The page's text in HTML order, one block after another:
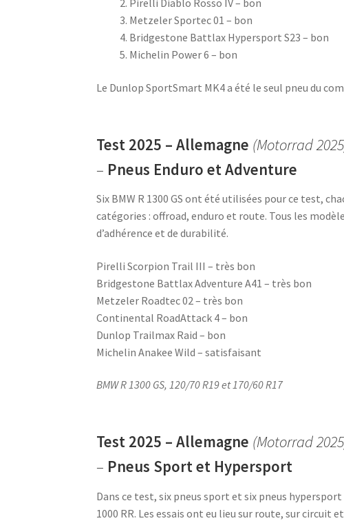
Pirelli Diablo Rosso IV – bon
Metzeler Sportec 01 – bon
Bridgestone Battlax Hypersport S23 – bon
Michelin Power 6 – bon
Le Dunlop SportSmart MK4 a été le seul pneu du
Test 2025 – Allemagne (Motorrad
– Pneus Enduro et Adventure
Six BMW R 1300 GS ont été utilisées pour ce test,
catégories : offroad, enduro et route. Tous les
d’adhérence et de durabilité.
Pirelli Scorpion Trail III – très bon
Bridgestone Battlax Adventure A41 – très bon
Metzeler Roadtec 02 – très bon
Continental RoadAttack 4 – bon
Dunlop Trailmax Raid – bon
Michelin Anakee Wild – satisfaisant
BMW R 1300 GS, 120/70 R19 et 170/60 R17
Test 2025 – Allemagne (Motorrad
– Pneus Sport et Hypersport
Dans ce test, six pneus sport et six pneus
1000 RR. Les essais ont eu lieu sur route, sur circuit